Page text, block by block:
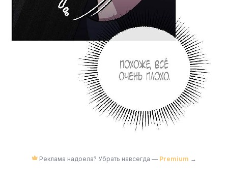
Реклама надоела? Убрать навсегда — Premium →